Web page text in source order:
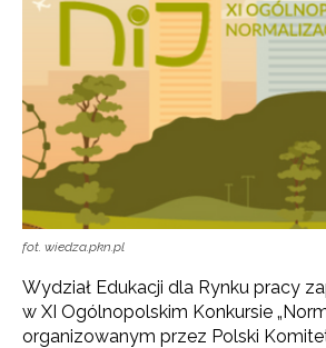
fot. wiedza.pkn.pl
Wydział Edukacji dla Rynku pracy
w XI Ogólnopolskim Konkursie
organizowanym przez Polski